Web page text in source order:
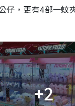
仔，更有4部一蚊
+2